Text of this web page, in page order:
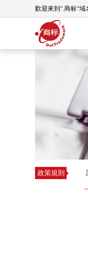
歡迎來到".商标"域
政策規則